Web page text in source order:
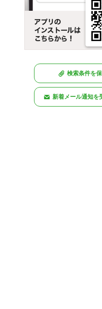
検索条件を
新着メール通知を